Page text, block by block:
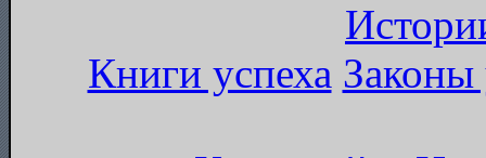
Книги успеха Законы